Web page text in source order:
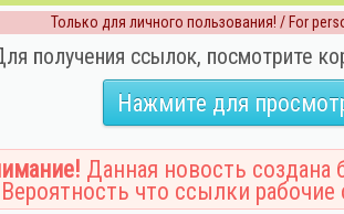
Только для личного пользования! / For
получения ссылок, посмотрите
Нажмите для
Данная новость создана
Вероятность что ссылки рабочие